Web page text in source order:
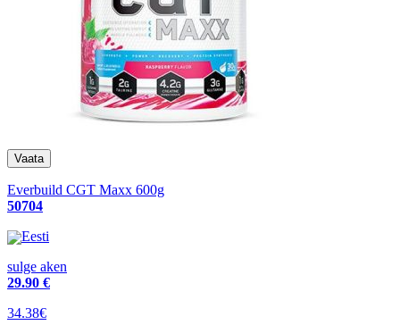
Everbuild CGT Maxx 600g
50704
Eesti
sulge aken
29.90 €
34.38€